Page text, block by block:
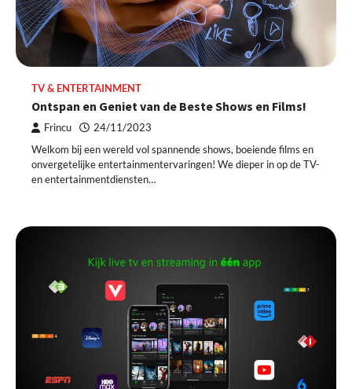
TV & ENTERTAINMENT
Ontspan en Geniet van de Beste Shows en Films!
Frincu 24/11/2023
Welkom bij een wereld vol spannende shows, boeiende films en
onvergetelijke entertainmentervaringen! We dieper in op de TV-
en entertainmentdiensten…